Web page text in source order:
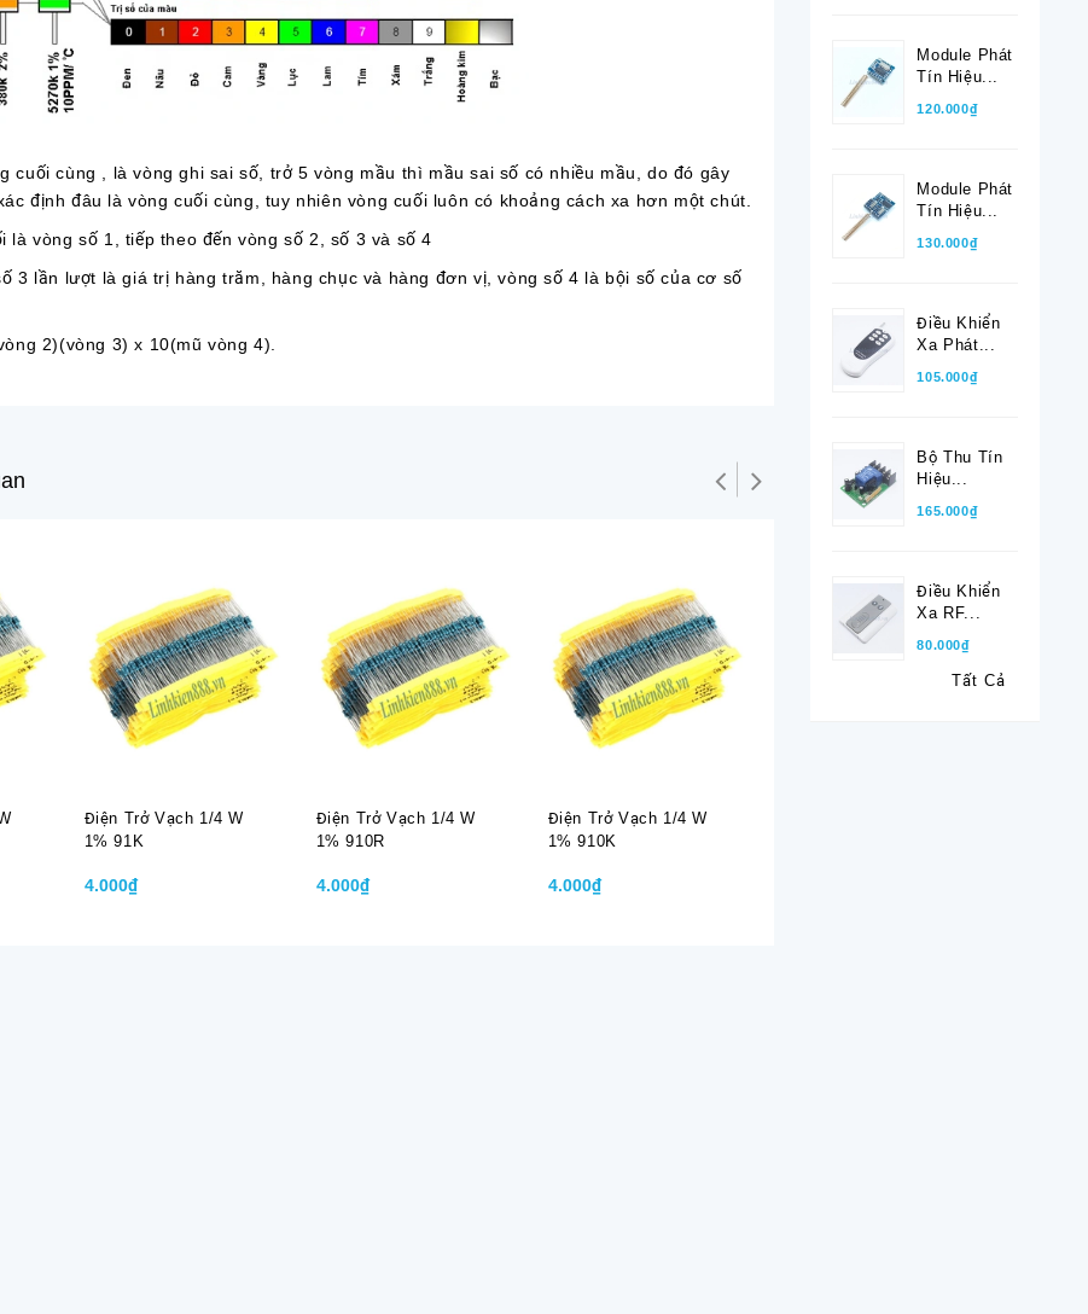
cuối cùng , là vòng ghi sai số, trở 5 vòng mầu thì mầu sai số có nhiều mầu, do đó gây
định đâu là vòng cuối cùng, tuy nhiên vòng cuối luôn có khoảng cách xa hơn một chút.
là vòng số 1, tiếp theo đến vòng số 2, số 3 và số 4
3 lần lượt là giá trị hàng trăm, hàng chục và hàng đơn vị, vòng số 4 là bội số của cơ số
2)(vòng 3) x 10(mũ vòng 4).
Điện Trở Vạch 1/4 W
1% 91K
4.000₫
Điện Trở Vạch 1/4 W
1% 910R
4.000₫
Điện Trở Vạch 1/4 W
1% 910K
4.000₫
Module Phát
Tín Hiệu...
120.000₫
Module Phát
Tín Hiệu...
130.000₫
Điều Khiển
Xa Phát...
105.000₫
Bộ Thu Tín
Hiệu...
165.000₫
Điều Khiển
Xa RF...
80.000₫
Tất Cả